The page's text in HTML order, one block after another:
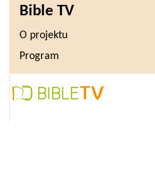
Bible TV
O projektu
Program